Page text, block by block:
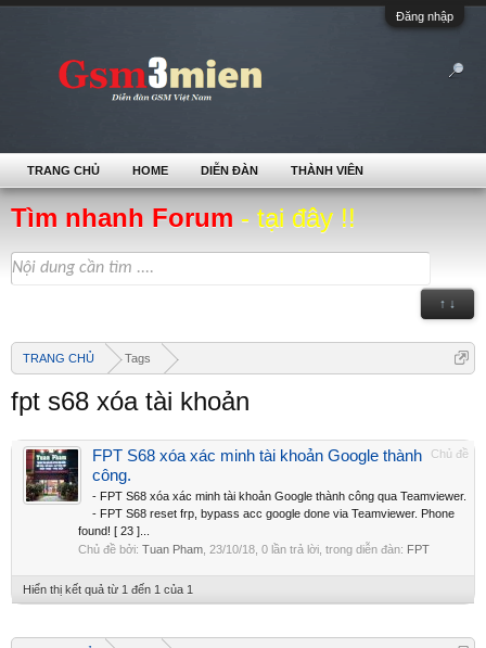
Đăng nhập
Tìm nhanh Forum - tại đây !!
↑ ↓
TRANG CHỦ Tags
fpt s68 xóa tài khoản
Chủ đề
FPT S68 xóa xác minh tài khoản Google thành
công.
- FPT S68 xóa xác minh tài khoản Google thành công qua Teamviewer.
- FPT S68 reset frp, bypass acc google done via Teamviewer. Phone
found! [ 23 ]...
Chủ đề bởi: Tuan Pham 23/10/18 , 0 lần trả lời, trong diễn đàn: FPT
Hiển thị kết quả từ 1 đến 1 của 1
TRANG CHỦ HOME DIỄN ĐÀN THÀNH VIÊN